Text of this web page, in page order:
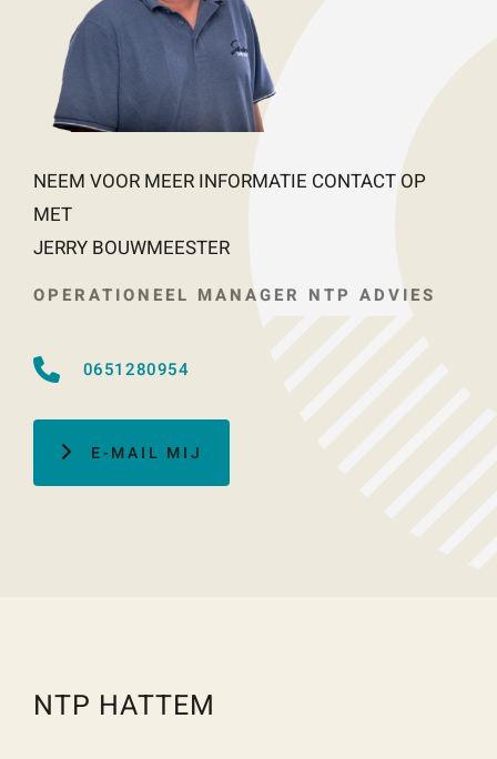
Wat is 5 + 5? *
VERSTU
UR JE
AANVRA
AG
NEEM VOOR MEER INFORMATIE CONTACT OP
MET
JERRY BOUWMEESTER
OPERATIONEEL MANAGER NTP ADVIES
0651280954
E-MAIL MIJ
NTP HATTEM